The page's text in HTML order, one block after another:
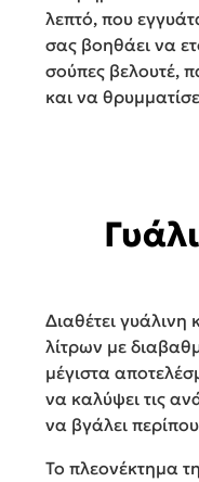
λεπτό, που
σας βοηθάει να
σούπες βελουτέ,
και να
Διαθέτει
λίτρων με
μέγιστα
να καλύψει τις
να βγάλει
Το πλεονέκτημα